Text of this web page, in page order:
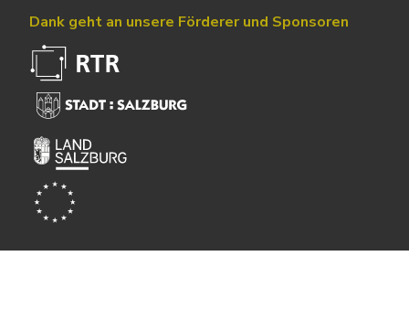
Dank geht an unsere Förderer und Sponsoren